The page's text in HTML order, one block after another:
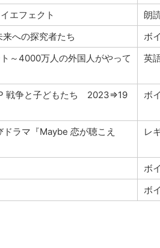
エフェクト
朗
への探究者たち
ボ
～4000万人の外国人がやって
英
戦争と子どもたち 2023⇒19
ボ
ラマ『Maybe 恋が聴こえ
レ
ボ
ボ